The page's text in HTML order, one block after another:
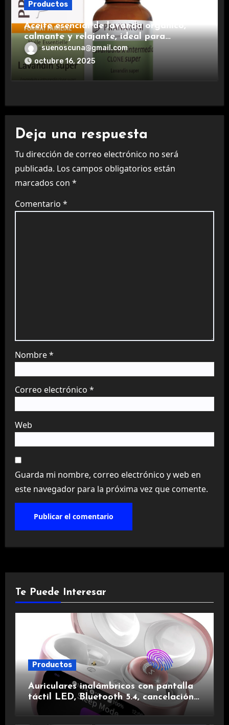
Productos
Aceite esencial de lavanda orgánico,
calmante y relajante, ideal para
aromaterapia.
suenoscuna@gmail.com
octubre 16, 2025
Deja una respuesta
Tu dirección de correo electrónico no será
publicada. Los campos obligatorios están
marcados con *
Comentario *
Nombre*
Correo electrónico *
Web
Guarda mi nombre, correo electrónico y web en
este navegador para la próxima vez que comente.
Te Puede Interesar
Productos
Auriculares inalámbricos con pantalla
táctil LED, Bluetooth 5.4, cancelación
de ruido, impermeables y de larga
duración.